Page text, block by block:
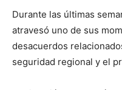
Durante las últimas
atravesó uno de sus
desacuerdos
seguridad regional y el